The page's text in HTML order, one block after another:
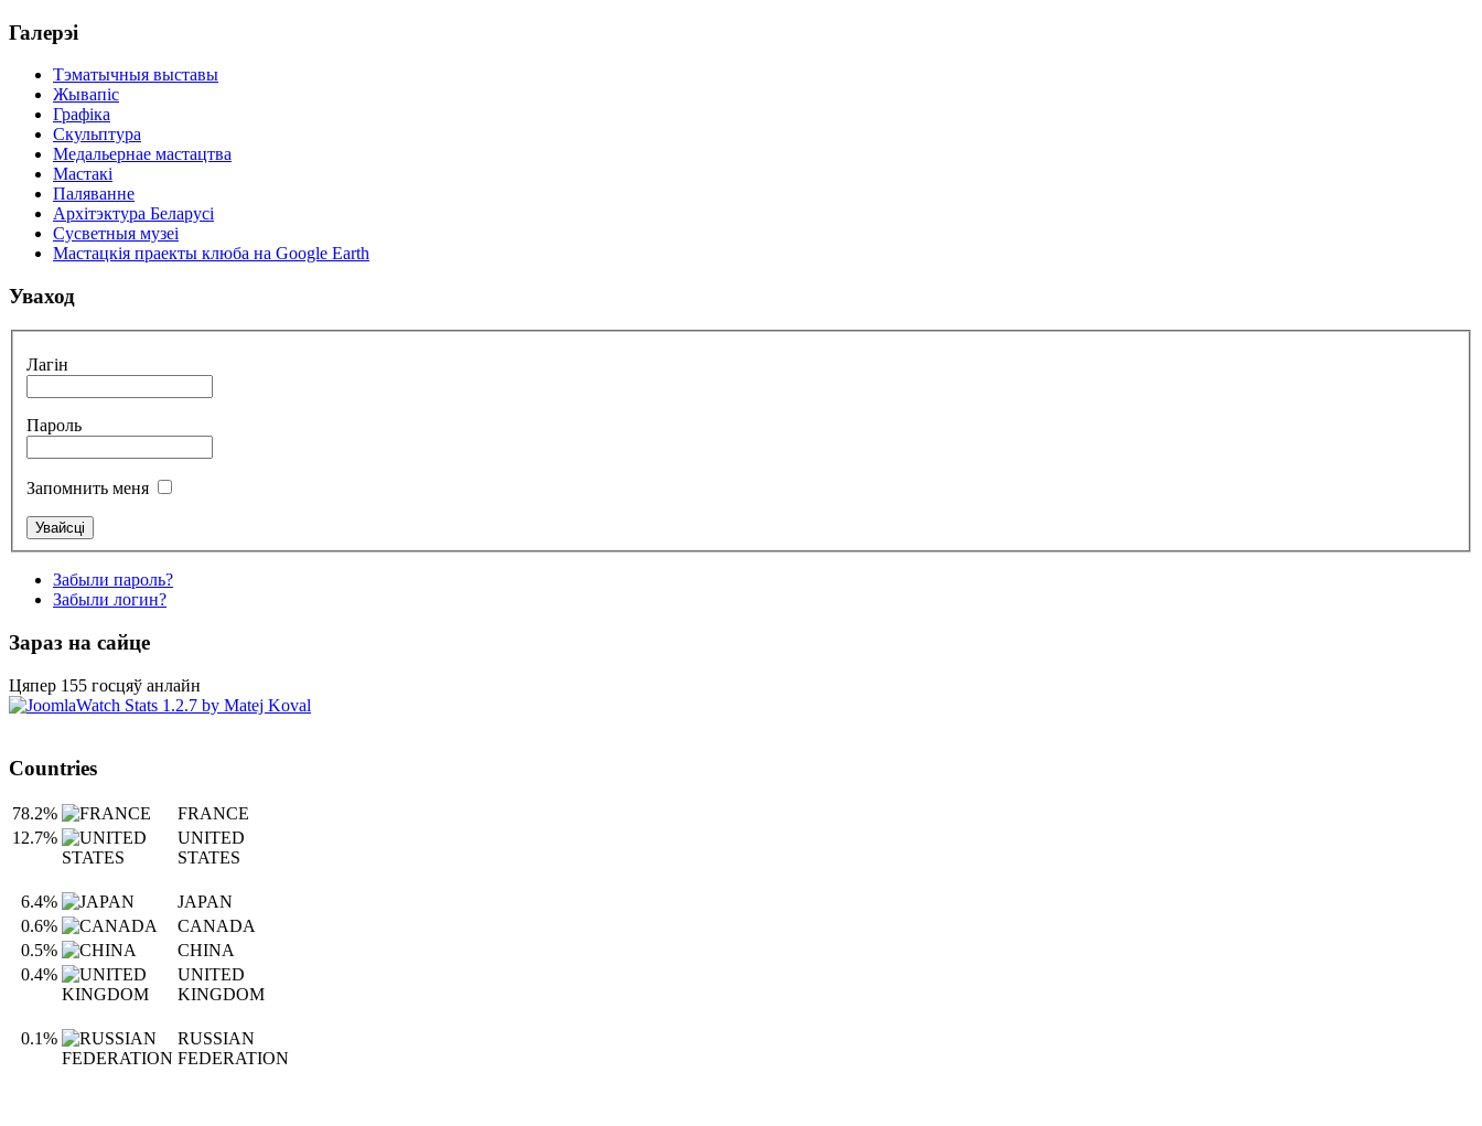
Галерэі
Тэматычныя выставы
Жывапіс
Графіка
Скульптура
Медальернае мастацтва
Мастакі
Паляванне
Архітэктура Беларусі
Сусветныя музеі
Мастацкія праекты клюба на Google Earth
Уваход
Лагін
Пароль
Запомнить меня
Забыли пароль?
Забыли логин?
Зараз на сайце
Цяпер 155 госцяў анлайн
Countries
78.2%
FRANCE
12.7%
UNITED
STATES
6.4%
JAPAN
0.6%
CANADA
0.5%
CHINA
0.4%
UNITED
KINGDOM
0.1%
RUSSIAN
FEDERATION